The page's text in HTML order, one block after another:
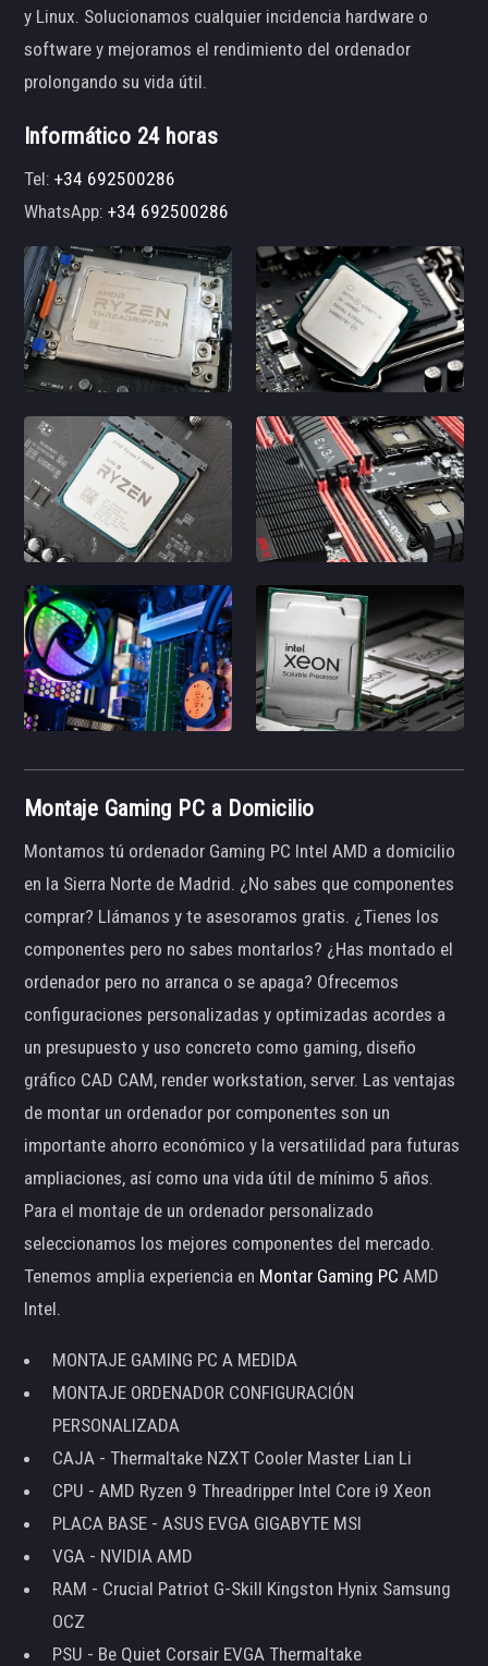
y Linux. Solucionamos cualquier incidencia hardware o
software y mejoramos el rendimiento del ordenador
prolongando su vida útil.
Informático 24 horas
Tel:+34 692500286
WhatsApp:+34 692500286
Montaje Gaming PC a Domicilio
Montamos tú ordenador Gaming PC Intel AMD a domicilio
en la Sierra Norte de Madrid. ¿No sabes que componentes
comprar? Llámanos y te asesoramos gratis. ¿Tienes los
componentes pero no sabes montarlos? ¿Has montado el
ordenador pero no arranca o se apaga? Ofrecemos
configuraciones personalizadas y optimizadas acordes a
un presupuesto y uso concreto como gaming, diseño
gráfico CAD CAM, render workstation, server. Las ventajas
de montar un ordenador por componentes son un
importante ahorro económico y la versatilidad para futuras
ampliaciones, así como una vida útil de mínimo 5 años.
Para el montaje de un ordenador personalizado
seleccionamos los mejores componentes del mercado.
Tenemos amplia experiencia en Montar Gaming PC AMD
Intel.
MONTAJE GAMING PC A MEDIDA
MONTAJE ORDENADOR CONFIGURACIÓN
PERSONALIZADA
CAJA - Thermaltake NZXT Cooler Master Lian Li
CPU - AMD Ryzen 9 Threadripper Intel Core i9 Xeon
PLACA BASE - ASUS EVGA GIGABYTE MSI
VGA - NVIDIA AMD
RAM - Crucial Patriot G-Skill Kingston Hynix Samsung
OCZ
PSU - Be Quiet Corsair EVGA Thermaltake